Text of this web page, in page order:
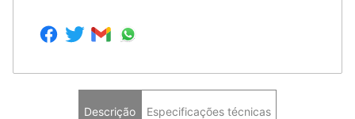
Descrição Especificações técnicas